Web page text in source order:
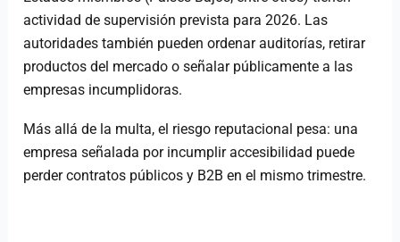
actividad de supervisión prevista para 2026. Las
autoridades también pueden ordenar auditorías, retirar
productos del mercado o señalar públicamente a las
empresas incumplidoras.
Más allá de la multa, el riesgo reputacional pesa: una
empresa señalada por incumplir accesibilidad puede
perder contratos públicos y B2B en el mismo trimestre.